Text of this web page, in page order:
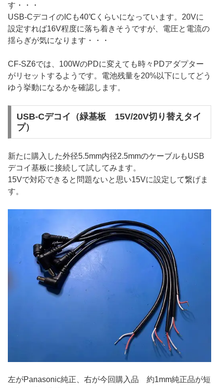
す・・・
USB-CデコイのICも40℃くらいになっています。20Vに
設定すれば16V程度に落ち着きそうですが、電圧と電流の
揺らぎが気になります・・・
CF-SZ6では、100WのPDに変えても時々PDアダプター
がリセットするようです。電池残量を20%以下にしてどう
ゆう挙動になるかを確認します。
USB-Cデコイ（緑基板 15V/20V切り替えタイ
プ）
新たに購入した外径5.5mm内径2.5mmのケーブルもUSB
デコイ基板に接続して試してみます。
15Vで対応できると問題ないと思い15Vに設定して繋げま
す。
左がPanasonic純正、右が今回購入品 約1mm純正品が短